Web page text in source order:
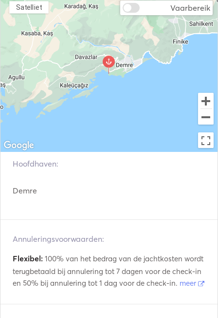
Vaarbereik
Satelliet
Hoofdhaven:
Demre
Annuleringsvoorwaarden:
Flexibel: 100% van het bedrag van de jachtkosten wordt
terugbetaald bij annulering tot 7 dagen voor de check-in
en 50% bij annulering tot 1 dag voor de check-in. meer